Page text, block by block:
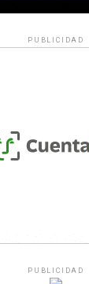
PUBLICIDAD
PUBLICIDAD